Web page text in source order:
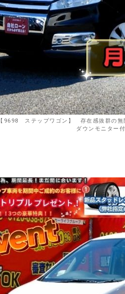
【9698 ステップワゴン】 存在感抜群の無
ダウンモニター